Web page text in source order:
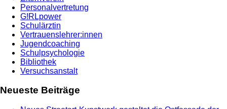
Personalvertretung
G!RLpower
Schulärztin
Vertrauenslehrer:innen
Jugendcoaching
Schulpsychologie
Bibliothek
Versuchsanstalt
Neueste Beiträge